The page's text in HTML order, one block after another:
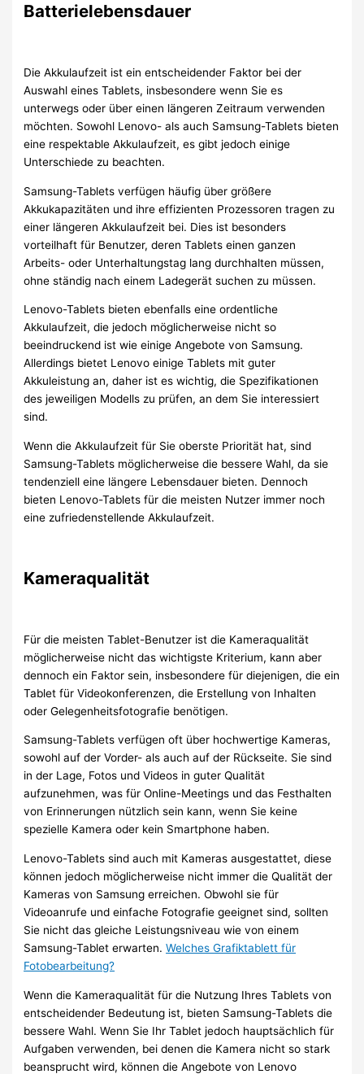
Batterielebensdauer
Die Akkulaufzeit ist ein entscheidender Faktor bei der
Auswahl eines Tablets, insbesondere wenn Sie es
unterwegs oder über einen längeren Zeitraum verwenden
möchten. Sowohl Lenovo- als auch Samsung-Tablets bieten
eine respektable Akkulaufzeit, es gibt jedoch einige
Unterschiede zu beachten.
Samsung-Tablets verfügen häufig über größere
Akkukapazitäten und ihre effizienten Prozessoren tragen zu
einer längeren Akkulaufzeit bei. Dies ist besonders
vorteilhaft für Benutzer, deren Tablets einen ganzen
Arbeits- oder Unterhaltungstag lang durchhalten müssen,
ohne ständig nach einem Ladegerät suchen zu müssen.
Lenovo-Tablets bieten ebenfalls eine ordentliche
Akkulaufzeit, die jedoch möglicherweise nicht so
beeindruckend ist wie einige Angebote von Samsung.
Allerdings bietet Lenovo einige Tablets mit guter
Akkuleistung an, daher ist es wichtig, die Spezifikationen
des jeweiligen Modells zu prüfen, an dem Sie interessiert
sind.
Wenn die Akkulaufzeit für Sie oberste Priorität hat, sind
Samsung-Tablets möglicherweise die bessere Wahl, da sie
tendenziell eine längere Lebensdauer bieten. Dennoch
bieten Lenovo-Tablets für die meisten Nutzer immer noch
eine zufriedenstellende Akkulaufzeit.
Kameraqualität
Für die meisten Tablet-Benutzer ist die Kameraqualität
möglicherweise nicht das wichtigste Kriterium, kann aber
dennoch ein Faktor sein, insbesondere für diejenigen, die ein
Tablet für Videokonferenzen, die Erstellung von Inhalten
oder Gelegenheitsfotografie benötigen.
Samsung-Tablets verfügen oft über hochwertige Kameras,
sowohl auf der Vorder- als auch auf der Rückseite. Sie sind
in der Lage, Fotos und Videos in guter Qualität
aufzunehmen, was für Online-Meetings und das Festhalten
von Erinnerungen nützlich sein kann, wenn Sie keine
spezielle Kamera oder kein Smartphone haben.
Lenovo-Tablets sind auch mit Kameras ausgestattet, diese
können jedoch möglicherweise nicht immer die Qualität der
Kameras von Samsung erreichen. Obwohl sie für
Videoanrufe und einfache Fotografie geeignet sind, sollten
Sie nicht das gleiche Leistungsniveau wie von einem
Samsung-Tablet erwarten.Welches Grafiktablett für
Fotobearbeitung?
Wenn die Kameraqualität für die Nutzung Ihres Tablets von
entscheidender Bedeutung ist, bieten Samsung-Tablets die
bessere Wahl. Wenn Sie Ihr Tablet jedoch hauptsächlich für
Aufgaben verwenden, bei denen die Kamera nicht so stark
beansprucht wird, können die Angebote von Lenovo